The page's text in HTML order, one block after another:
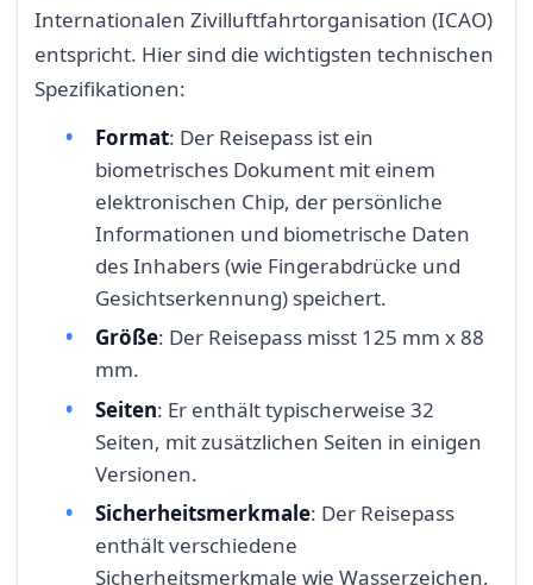
Internationalen Zivilluftfahrtorganisation (ICAO)
entspricht. Hier sind die wichtigsten technischen
Spezifikationen:
Format: Der Reisepass ist ein
biometrisches Dokument mit einem
elektronischen Chip, der persönliche
Informationen und biometrische Daten
des Inhabers (wie Fingerabdrücke und
Gesichtserkennung) speichert.
Größe: Der Reisepass misst 125 mm x 88
mm.
Seiten: Er enthält typischerweise 32
Seiten, mit zusätzlichen Seiten in einigen
Versionen.
Sicherheitsmerkmale: Der Reisepass
enthält verschiedene
Sicherheitsmerkmale wie Wasserzeichen,